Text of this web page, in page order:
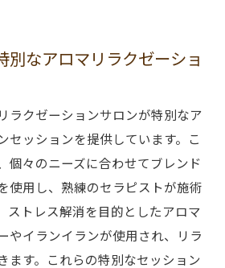
別なアロマリラクゼーショ
ラクゼーションサロンが特別なア
セッションを提供しています。こ
個々のニーズに合わせてブレンド
使用し、熟練のセラピストが施術
ストレス解消を目的としたアロマ
やイランイランが使用され、リラ
ます。これらの特別なセッション